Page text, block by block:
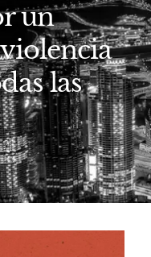
un
las